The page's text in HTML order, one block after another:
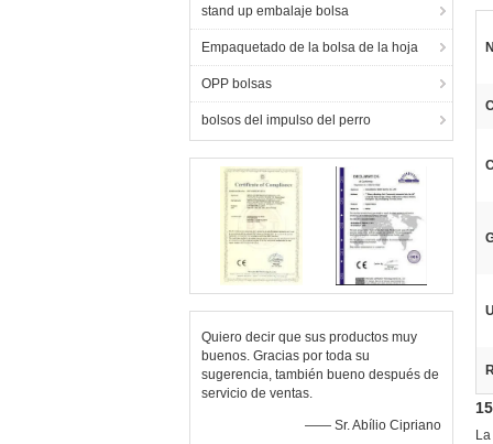
stand up embalaje bolsa
Empaquetado de la bolsa de la hoja
OPP bolsas
bolsos del impulso del perro
Quiero decir que sus productos muy
buenos. Gracias por toda su
sugerencia, también bueno después de
servicio de ventas.
—— Sr. Abílio Cipriano